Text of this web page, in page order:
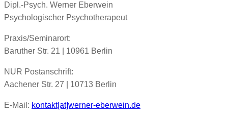
Dipl.-Psych. Werner Eberwein
Psychologischer Psychotherapeut
Praxis/Seminarort:
Baruther Str. 21 | 10961 Berlin
NUR Postanschrift:
Aachener Str. 27 | 10713 Berlin
E-Mail: kontakt[at]werner-eberwein.de